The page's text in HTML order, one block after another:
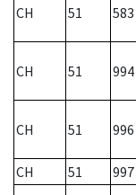
CH 51 583
CH 51 994
CH 51 996
CH 51 997